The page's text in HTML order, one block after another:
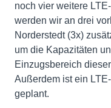
noch vier weitere
werden wir an drei
Norderstedt (3x)
um die Kapazitäten
Einzugsbereich
Außerdem ist ein
geplant.